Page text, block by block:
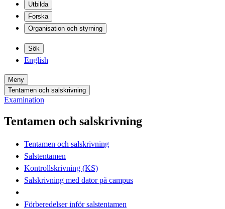
Utbilda
Forska
Organisation och styrning
Sök
English
Meny
Tentamen och salskrivning
Examination
Tentamen och salskrivning
Tentamen och salskrivning
Salstentamen
Kontrollskrivning (KS)
Salskrivning med dator på campus
Förberedelser inför salstentamen